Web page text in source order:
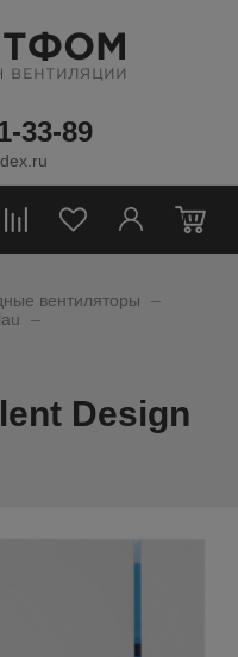
33-89
0
вентиляторы
_
Design